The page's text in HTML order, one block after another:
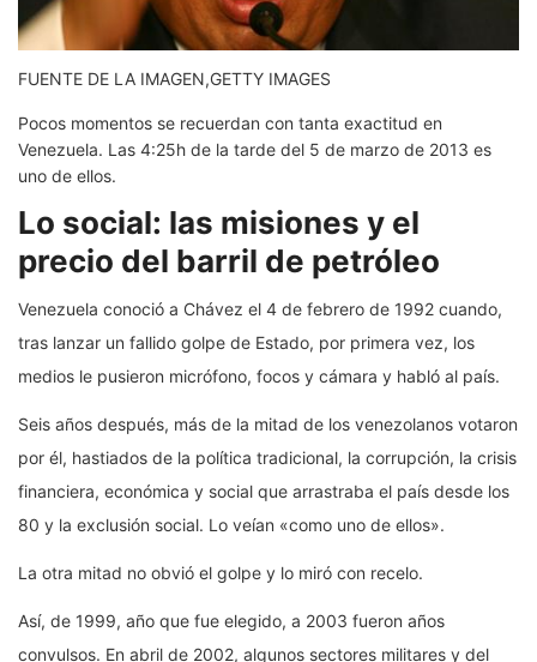
FUENTE DE LA IMAGEN,GETTY IMAGES
Pocos momentos se recuerdan con tanta exactitud en
Venezuela. Las 4:25h de la tarde del 5 de marzo de 2013 es
uno de ellos.
Lo social: las misiones y el
precio del barril de petróleo
Venezuela conoció a Chávez el 4 de febrero de 1992 cuando,
tras lanzar un fallido golpe de Estado, por primera vez, los
medios le pusieron micrófono, focos y cámara y habló al país.
Seis años después, más de la mitad de los venezolanos votaron
por él, hastiados de la política tradicional, la corrupción, la crisis
financiera, económica y social que arrastraba el país desde los
80 y la exclusión social. Lo veían «como uno de ellos».
La otra mitad no obvió el golpe y lo miró con recelo.
Así, de 1999, año que fue elegido, a 2003 fueron años
convulsos. En abril de 2002, algunos sectores militares y del